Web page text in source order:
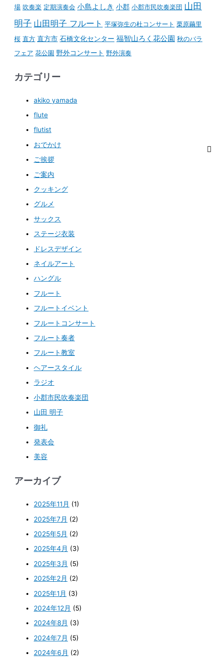
場 吹奏楽 定期演奏会 小島よしき 小郡 小郡市民吹奏楽団 山田
明子 山田明子 フルート 平塚弥生の杜コンサート 栗原繭里
桜 直方 直方市 石橋文化センター 福智山ろく花公園 秋のバラ
フェア 花公園 野外コンサート 野外演奏
カテゴリー
akiko yamada
flute
flutist
おでかけ
ご挨拶
ご案内
クッキング
グルメ
サックス
ステージ衣装
ドレスデザイン
ネイルアート
ハングル
フルート
フルートイベント
フルートコンサート
フルート奏者
フルート教室
ヘアースタイル
ラジオ
小郡市民吹奏楽団
山田 明子
御礼
発表会
美容
アーカイブ
2025年11月 (1)
2025年7月 (2)
2025年5月 (2)
2025年4月 (3)
2025年3月 (5)
2025年2月 (2)
2025年1月 (3)
2024年12月 (5)
2024年8月 (3)
2024年7月 (5)
2024年6月 (2)